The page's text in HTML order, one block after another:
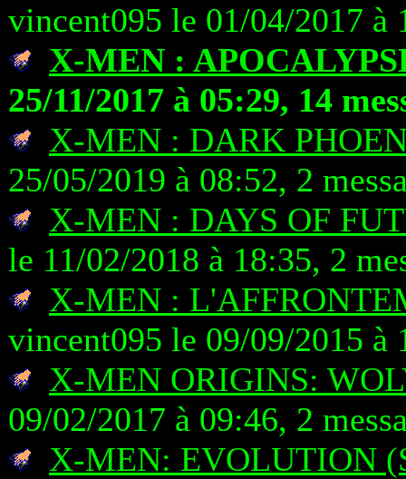
vincent095 le 01/04/2017 à
X-MEN :
25/11/2017 à 05:29, 14
X-MEN : DARK
25/05/2019 à 08:52, 2
X-MEN : DAYS OF
le 11/02/2018 à 18:35, 2
X-MEN :
vincent095 le 09/09/2015 à
X-MEN ORIGINS:
09/02/2017 à 09:46, 2
X-MEN: EVOLUTION